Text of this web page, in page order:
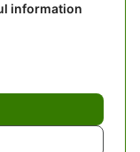
information